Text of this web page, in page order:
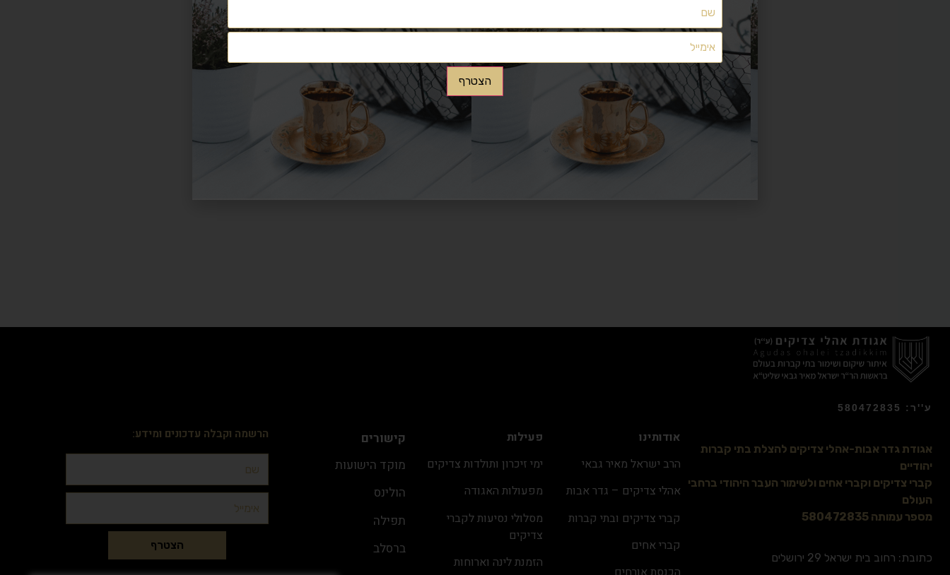
ע''ר: 580472835
אגודת גדר אבות-אהלי צדיקים להצלת בתי קברות
יהודיים
קברי צדיקים וקברי אחים ולשימור העבר היהודי ברחבי
העולם
מספר עמותה 580472835
כתובת: רחוב בית ישראל 29 ירושלים
אודותינו
הרב ישראל מאיר גבאי
אהלי צדיקים – גדר אבות
קברי צדיקים ובתי קברות
קברי אחים
פעילות
ימי זיכרון ותולדות צדיקים
מפעולות האגודה
מסלולי נסיעות לקברי
צדיקים
הזמנת לינה וארוחות
קישורים
מוקד הישועות
הולינס
תפילה
ברסלב
הרשמה וקבלה עדכונים ומידע:
הצטרף
מצאתם משהו שלא מתפקד כמצופה? יש לכם הצעות ייעול?
הצטרף